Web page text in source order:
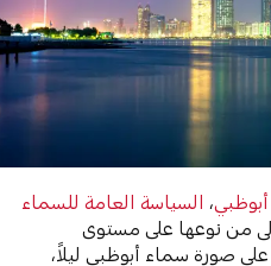
، السياسة العامة للسماء
من نوعها على مستوى
صورة سماء أبوظبي ليلاً،